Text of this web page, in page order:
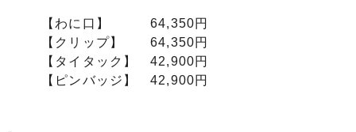
【わに口】 64,350円
【クリップ】 64,350円
【タイタック】 42,900円
【ピンバッジ】 42,900円